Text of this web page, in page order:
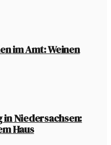
im Amt: Weinen
Niedersachsen:
Haus